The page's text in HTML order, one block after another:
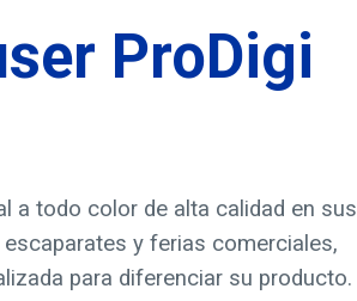
ProDigi
a todo color de alta calidad en sus
y ferias comerciales,
para diferenciar su producto.